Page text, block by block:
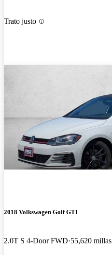
Trato justo
2018 Volkswagen Golf GTI
2.0T S 4-Door FWD 55,620 millas